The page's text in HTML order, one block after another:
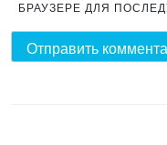
БРАУЗЕРЕ ДЛЯ